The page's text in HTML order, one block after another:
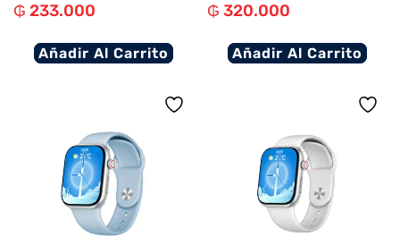
₲ 233.000
Añadir Al Carrito
₲ 320.000
Añadir Al Carrito